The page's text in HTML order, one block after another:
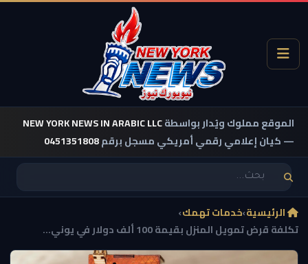
الموقع مملوك ويُدار بواسطةNEW YORK NEWS IN ARABIC LLC
— كيان إعلامي رقمي أمريكي مسجل برقم0451351808
الرئيسية›خدمات تهمك›
تكلفة قرض تمويل المنزل بقيمة 100 ألف دولار في يوني...